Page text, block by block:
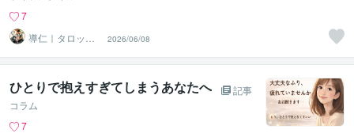
7
導仁｜タロット
／感情整理系
2026/06/08
ひとりで抱えすぎてしまうあなたへ
記事
コラム
7